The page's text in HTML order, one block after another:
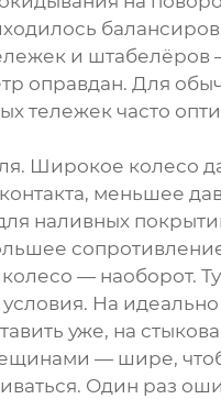
и штабелёров
оправдан. Для
тележек часто
Широкое колесо
меньшее
наливных
— наоборот.
На
уже, на
— шире,
Один раз